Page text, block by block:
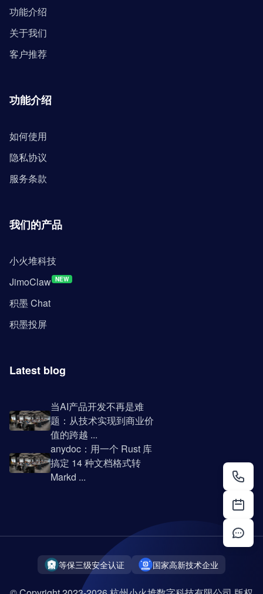
功能介绍
关于我们
客户推荐
功能介绍
如何使用
隐私协议
服务条款
我们的产品
小火堆科技
JimoClaw NEW
积墨 Chat
积墨投屏
Latest blog
当AI产品开发不再是难
题：从技术实现到商业价
值的跨越 ...
anydoc：用一个 Rust 库
搞定 14 种文档格式转
Markd ...
等保三级安全认证 国家高新技术企业